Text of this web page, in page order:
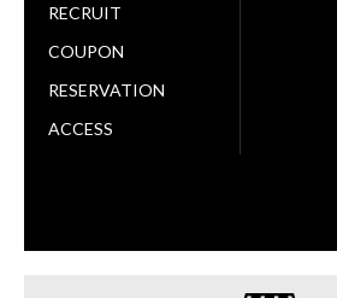
RECRUIT
COUPON
RESERVATION
ACCESS